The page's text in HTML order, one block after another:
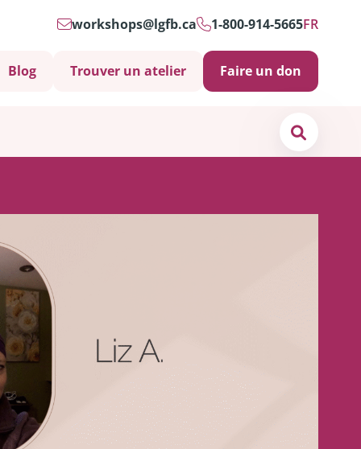
workshops@lgfb.ca 1-800-914-5665FR
Blog Trouver un atelier Faire un don
denous
soins psychosociaux sont-ils importants?
soutiens